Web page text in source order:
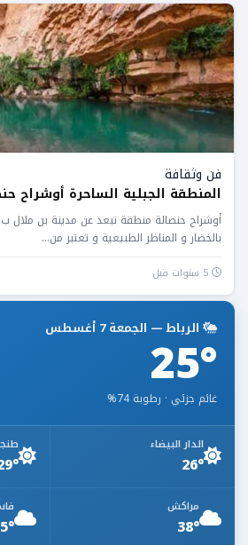
فن وثقافة
المنطقة الجبلية الساحرة أوشراح
بالخضار و المناظر الطبيعية و تعتبر من...
الرباط — الجمعة 7 أغسطس
25°
غائم جزئي · رطوبة 74%
الدار البيضاء
26°
مراكش
38°